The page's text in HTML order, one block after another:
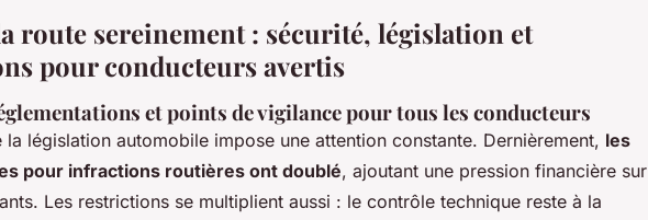
route sereinement : sécurité, législation et
pour conducteurs avertis
et points de vigilance pour tous les conducteurs
la législation automobile impose une attention constante. Dernièrement, les
pour infractions routières ont doublé, ajoutant une pression financière sur
Les restrictions se multiplient aussi : le contrôle technique reste à la